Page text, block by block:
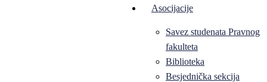
Asocijacije
Savez studenata Pravnog
fakulteta
Biblioteka
Besjednička sekcija